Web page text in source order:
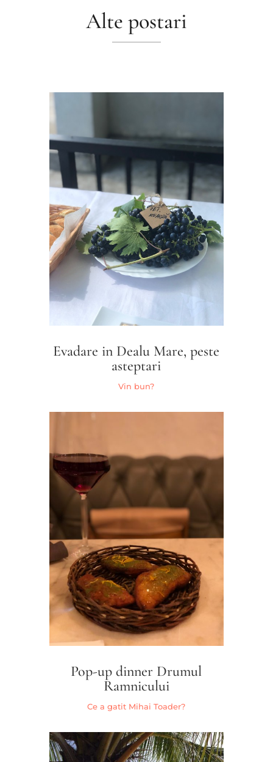
Alte postari
Evadare in Dealu Mare, peste
asteptari
Vin bun?
Pop-up dinner Drumul
Ramnicului
Ce a gatit Mihai Toader?